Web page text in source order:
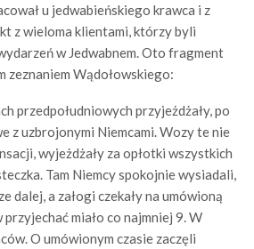
u jedwabieńskiego krawca i z
z wieloma klientami, którzy byli
w Jedwabnem. Oto fragment
zeznaniem Wądołowskiego:
przedpołudniowych przyjeżdżały, po
z uzbrojonymi Niemcami. Wozy te nie
wyjeżdżały za opłotki wszystkich
Tam Niemcy spokojnie wysiadali,
dalej, a załogi czekały na umówioną
miało co najmniej 9. W
O umówionym czasie zaczęli